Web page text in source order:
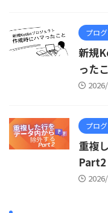
プロ
新規
った
プロ
重複
Part2